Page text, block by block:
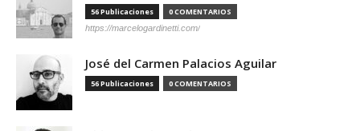
56 Publicaciones 0 COMENTARIOS
https://marcelogardinetti.com/
José del Carmen Palacios Aguilar
56 Publicaciones 0 COMENTARIOS